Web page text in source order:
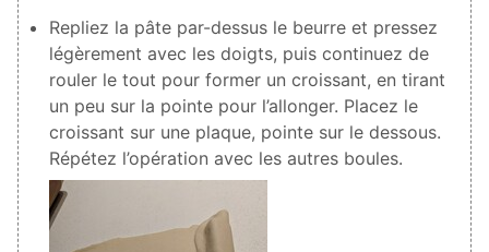
Repliez la pâte par-dessus le beurre et pressez
légèrement avec les doigts, puis continuez de
rouler le tout pour former un croissant, en tirant
un peu sur la pointe pour l’allonger. Placez le
croissant sur une plaque, pointe sur le dessous.
Répétez l’opération avec les autres boules.